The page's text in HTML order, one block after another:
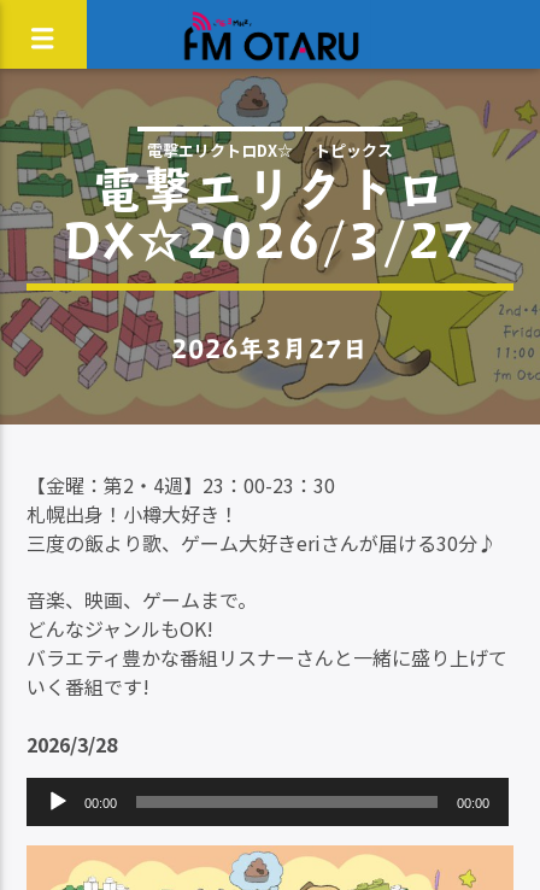
電撃エリクトロDX☆ トピックス
電撃エリクトロ
DX☆2026/3/27
2026年3月27日
【金曜：第2・4週】23：00-23：30
札幌出身！小樽大好き！
三度の飯より歌、ゲーム大好きeriさんが届ける30分♪
音楽、映画、ゲームまで。
どんなジャンルもOK!
バラエティ豊かな番組リスナーさんと一緒に盛り上げて
いく番組です!
2026/3/28
声
プ
00:00 00:00